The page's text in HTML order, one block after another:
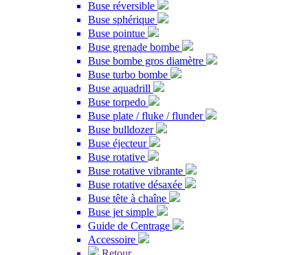
Buse réversible
Buse sphérique
Buse pointue
Buse grenade bombe
Buse bombe gros diamètre
Buse turbo bombe
Buse aquadrill
Buse torpedo
Buse plate / fluke / flunder
Buse bulldozer
Buse éjecteur
Buse rotative
Buse rotative vibrante
Buse rotative désaxée
Buse tête à chaîne
Buse jet simple
Guide de Centrage
Accessoire